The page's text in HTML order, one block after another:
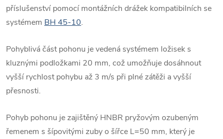
příslušenství pomocí montážních drážek kompatibilních se
systémem BH 45-10.
Pohyblivá část pohonu je vedená systémem ložisek s
kluznými podložkami 20 mm, což umožňuje dosáhnout
vyšší rychlost pohybu až 3 m/s při plné zátěži a vyšší
přesnosti.
Pohyb pohonu je zajištěný HNBR pryžovým ozubeným
řemenem s šípovitými zuby o šířce L=50 mm, který je